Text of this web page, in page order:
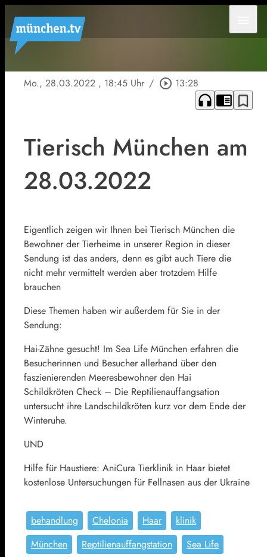
Mo., 28.03.2022 , 18:45 Uhr / play_circle_outline 13:28
headphones chrome_reader_mode bookmark_border
Tierisch München am
28.03.2022
Eigentlich zeigen wir Ihnen bei Tierisch München die
Bewohner der Tierheime in unserer Region in dieser
Sendung ist das anders, denn es gibt auch Tiere die
nicht mehr vermittelt werden aber trotzdem Hilfe
brauchen
Diese Themen haben wir außerdem für Sie in der
Sendung:
Hai-Zähne gesucht! Im Sea Life München erfahren die
Besucherinnen und Besucher allerhand über den
faszienierenden Meeresbewohner den Hai
Schildkröten Check – Die Reptilienauffangsation
untersucht ihre Landschildkröten kurz vor dem Ende der
Winteruhe.
UND
Hilfe für Haustiere: AniCura Tierklinik in Haar bietet
kostenlose Untersuchungen für Fellnasen aus der Ukraine
behandlung Chelonia Haar
klinik
München
Reptilienauffangstation
Sea Life